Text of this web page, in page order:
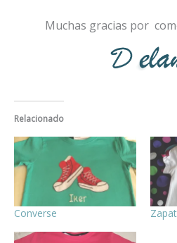
Muchas gracias por
Relacionado
Converse